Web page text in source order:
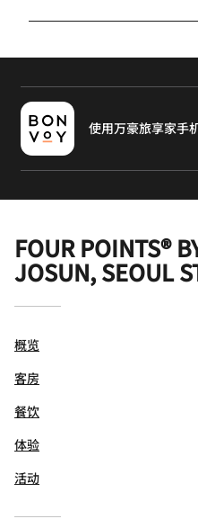
使用万豪旅享家手
FOUR POINTS®
JOSUN, SEOUL
概览
客房
餐饮
体验
活动